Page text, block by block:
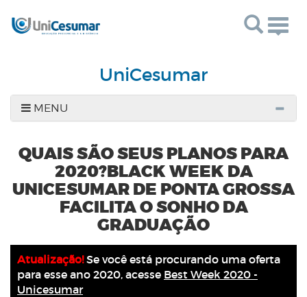
UniCesumar
MENU
QUAIS SÃO SEUS PLANOS PARA
2020?BLACK WEEK DA
UNICESUMAR DE PONTA GROSSA
FACILITA O SONHO DA
GRADUAÇÃO
Atualização!Se você está procurando uma oferta
para esse ano 2020, acesse Best Week 2020 -
Unicesumar